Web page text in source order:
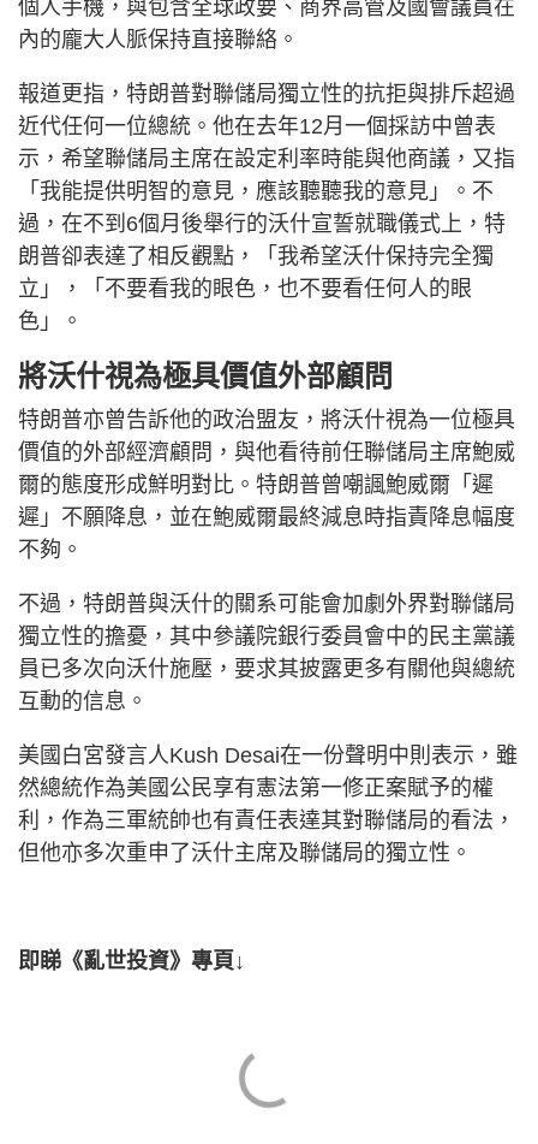
個人手機，與包含全球政要、商界高管及國會議員在
內的龐大人脈保持直接聯絡。
報道更指，特朗普對聯儲局獨立性的抗拒與排斥超過
近代任何一位總統。他在去年12月一個採訪中曾表
示，希望聯儲局主席在設定利率時能與他商議，又指
「我能提供明智的意見，應該聽聽我的意見」。不
過，在不到6個月後舉行的沃什宣誓就職儀式上，特
朗普卻表達了相反觀點，「我希望沃什保持完全獨
立」，「不要看我的眼色，也不要看任何人的眼
色」。
將沃什視為極具價值外部顧問
特朗普亦曾告訴他的政治盟友，將沃什視為一位極具
價值的外部經濟顧問，與他看待前任聯儲局主席鮑威
爾的態度形成鮮明對比。特朗普曾嘲諷鮑威爾「遲
遲」不願降息，並在鮑威爾最終減息時指責降息幅度
不夠。
不過，特朗普與沃什的關系可能會加劇外界對聯儲局
獨立性的擔憂，其中參議院銀行委員會中的民主黨議
員已多次向沃什施壓，要求其披露更多有關他與總統
互動的信息。
美國白宮發言人Kush Desai在一份聲明中則表示，雖
然總統作為美國公民享有憲法第一修正案賦予的權
利，作為三軍統帥也有責任表達其對聯儲局的看法，
但他亦多次重申了沃什主席及聯儲局的獨立性。
即睇《亂世投資》專頁↓